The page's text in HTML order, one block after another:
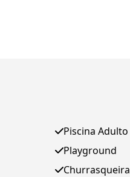
Piscina Adulto
Playground
Churrasqueira